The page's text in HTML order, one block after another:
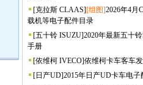
[克拉斯 CLAAS][组图]2026年4月
载机等电子配件目录
[五十铃 ISUZU]2020年最新五十
手册
[依维柯 IVECO]依维柯卡车客车
[日产UD]2015年日产UD卡车电